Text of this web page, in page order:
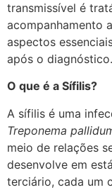
transmissível é
acompanhamento
aspectos
após o diagnóstico.​
O que é a Sífilis?
A sífilis é uma
Treponema
meio de relações
desenvolve em
terciário, cada um